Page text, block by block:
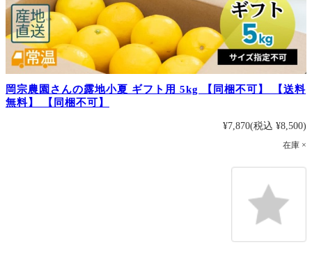
岡宗農園さんの露地小夏 ギフト用 5kg 【同梱不可】 【送料
無料】 【同梱不可】
¥7,870(税込 ¥8,500)
在庫 ×